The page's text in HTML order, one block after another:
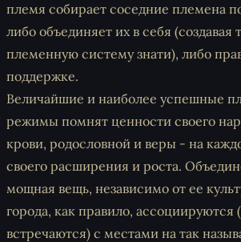
племя собирает соседние племена
либо объединяет их в себя (создавая
племенную систему знати), либо
поддержке.
Величайшие и наиболее успешные
режимы помнят ценности своего
крови, родословной и веры - на
своего расширения и роста.
мощная вещь, независимо от ее
города, как правило, ассоциируются
встречаются) с местами на так